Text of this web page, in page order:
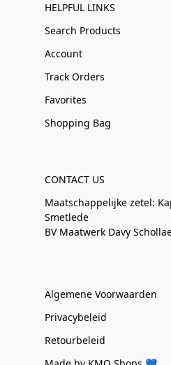
HELPFUL LINKS
Search Products
Account
Track Orders
Favorites
Shopping Bag
CONTACT US
Maatschappelijke zetel:
Smetlede
BV Maatwerk Davy
Algemene Voorwaarden
Privacybeleid
Retourbeleid